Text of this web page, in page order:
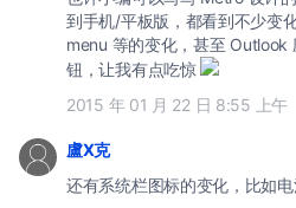
到手机/平板版，都看到不少变
menu 等的变化，甚至 Outlook
钮，让我有点吃惊
2015 年 01 月 22 日 8:55 上午
盧X克
还有系统栏图标的变化，比如